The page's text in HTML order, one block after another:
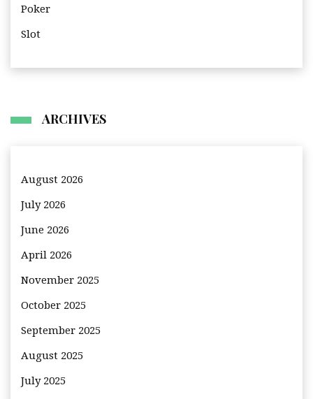
Poker
Slot
ARCHIVES
August 2026
July 2026
June 2026
April 2026
November 2025
October 2025
September 2025
August 2025
July 2025